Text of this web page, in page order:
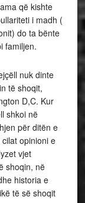
që kishte
i madh (
do ta bënte
familjen.
nuk dinte
të shoqit,
D,C. Kur
shkoi në
për ditën e
opinioni e
vjet
shoqin, në
historia e
të së shoqit